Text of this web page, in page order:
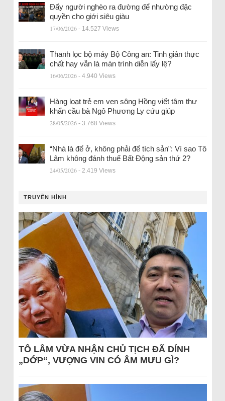
Đẩy người nghèo ra đường để nhường đặc
quyền cho giới siêu giàu
17/06/2026 - 14.527 Views
Thanh lọc bộ máy Bộ Công an: Tinh giản thực
chất hay vẫn là màn trình diễn lấy lệ?
16/06/2026 - 4.940 Views
Hàng loạt trẻ em ven sông Hồng viết tâm thư
khẩn cầu bà Ngô Phương Ly cứu giúp
28/05/2026 - 3.768 Views
“Nhà là để ở, không phải để tích sản”: Vì sao Tô
Lâm không đánh thuế Bất Động sản thứ 2?
24/05/2026 - 2.419 Views
TRUYỀN HÌNH
TÔ LÂM VỪA NHẬN CHỦ TỊCH ĐÃ DÍNH
„DỚP“, VƯỢNG VIN CÓ ÂM MƯU GÌ?